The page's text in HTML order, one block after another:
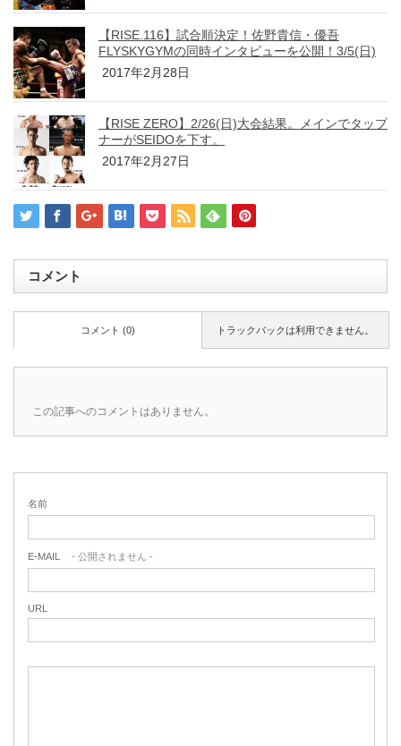
【RISE.116】試合順決定！佐野貴信・優吾
FLYSKYGYMの同時インタビューを公開！3/5(日)
2017年2月28日
【RISE ZERO】2/26(日)大会結果。メインでタップ
ナーがSEIDOを下す。
2017年2月27日
コメント
トラックバックは利用できません。
コメント (0)
この記事へのコメントはありません。
名前
E-MAIL - 公開されません -
URL